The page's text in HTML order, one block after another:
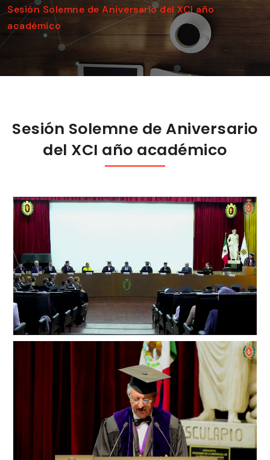
Sesión Solemne de Aniversario del XCI año
académico
Sesión Solemne de Aniversario
del XCI año académico